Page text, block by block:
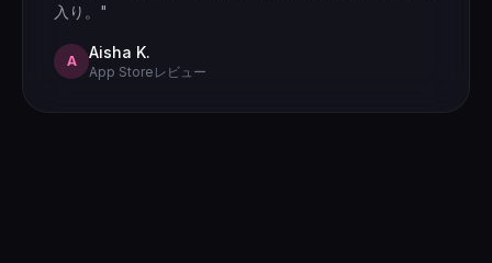
入り。"
A Aisha K.
App Storeレビュー